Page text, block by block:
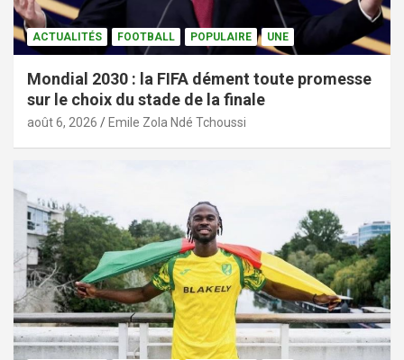
ACTUALITÉS FOOTBALL POPULAIRE UNE
Mondial 2030 : la FIFA dément toute promesse
sur le choix du stade de la finale
août 6, 2026 Emile Zola Ndé Tchoussi